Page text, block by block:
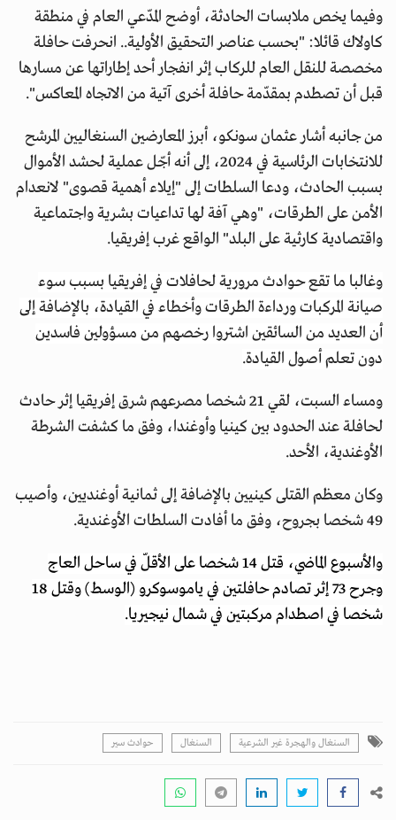
وفيما يخص ملابسات الحادثة، أوضح المدّعي العام في منطقة
كاولاك قائلا: "بحسب عناصر التحقيق الأولية.. انحرفت حافلة
مخصصة للنقل العام للركاب إثر انفجار أحد إطاراتها عن مسارها
قبل أن تصطدم بمقدّمة حافلة أخرى آتية من الاتجاه المعاكس".
من جانبه أشار عثمان سونكو، أبرز المعارضين السنغاليين المرشح
للانتخابات الرئاسية في 2024، إلى أنه أجّل عملية لحشد الأموال
بسبب الحادث، ودعا السلطات إلى "إيلاء أهمية قصوى" لانعدام
الأمن على الطرقات، "وهي آفة لها تداعيات بشرية واجتماعية
واقتصادية كارثية على البلد" الواقع غرب إفريقيا.
وغالبا ما تقع حوادث مرورية لحافلات في إفريقيا بسبب سوء
صيانة المركبات ورداءة الطرقات وأخطاء في القيادة، بالإضافة إلى
أن العديد من السائقين اشتروا رخصهم من مسؤولين فاسدين
دون تعلم أصول القيادة.
ومساء السبت، لقي 21 شخصا مصرعهم شرق إفريقيا إثر حادث
لحافلة عند الحدود بين كينيا وأوغندا، وفق ما كشفت الشرطة
الأوغندية، الأحد.
وكان معظم القتلى كينيين بالإضافة إلى ثمانية أوغنديين، وأصيب
49 شخصا بجروح، وفق ما أفادت السلطات الأوغندية.
والأسبوع الماضي، قتل 14 شخصا على الأقلّ في ساحل العاج
وجرح 73 إثر تصادم حافلتين في ياموسوكرو (الوسط) وقتل 18
شخصا في اصطدام مركبتين في شمال نيجيريا.
السنغال والهجرة غير الشرعية السنغال حوادث سير